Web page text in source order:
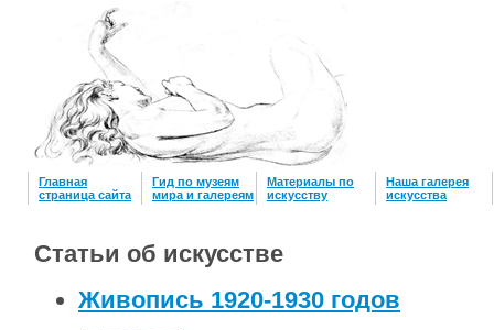
Главная
страница сайта
Гид по музеям
мира и галереям
Материалы по
искусству
Наша галерея
искусcтва
Статьи об искусстве
Живопись 1920-1930 годов